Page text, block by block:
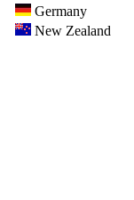
Germany
New Zealand